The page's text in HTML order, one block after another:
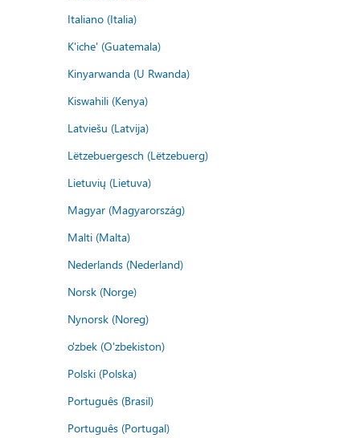
Italiano (Italia)
K'iche' (Guatemala)
Kinyarwanda (U Rwanda)
Kiswahili (Kenya)
Latviešu (Latvija)
Lëtzebuergesch (Lëtzebuerg)
Lietuvių (Lietuva)
Magyar (Magyarország)
Malti (Malta)
Nederlands (Nederland)
Norsk (Norge)
Nynorsk (Noreg)
o'zbek (O'zbekiston)
Polski (Polska)
Português (Brasil)
Português (Portugal)